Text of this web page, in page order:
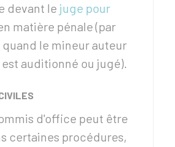
devant le juge pour
matière pénale (par
le mineur auteur
auditionné ou jugé).
d'office peut être
certaines procédures,